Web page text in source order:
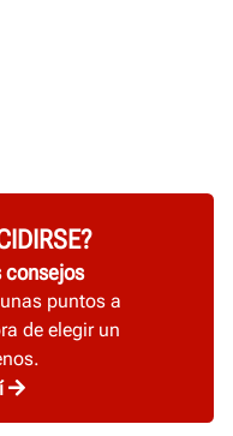
consejos
puntos a
de elegir un